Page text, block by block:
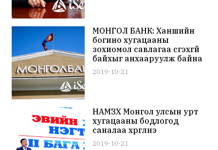
МОНГОЛ БАНК: Ханшийн
богино хугацааны
зохиомол савлагаа үүсгэхгүй
байхыг анхааруулж байна
2019-10-21
НАМЗХ Монгол улсын урт
хугацааны бодлогод
саналаа хүргүүлнэ
2019-10-21